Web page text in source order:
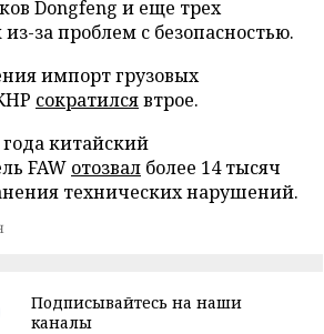
Dongfeng и еще трех
за проблем с безопасностью.
импорт грузовых
сократилсявтрое.
китайский
FAW отозвал более 14 тысяч
технических нарушений.
Подписывайтесь на наши
каналы